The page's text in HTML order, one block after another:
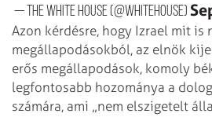
— The White House (@WhiteHouse)
Azon kérdésre, hogy Izrael mit is
megállapodásokból, az elnök
erős megállapodások, komoly
legfontosabb hozománya a
számára, ami „nem elszigetelt